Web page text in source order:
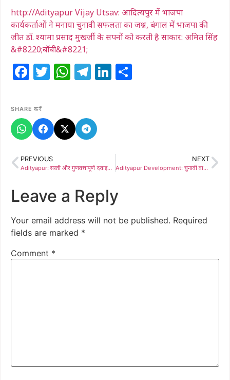
http://Adityapur Vijay Utsav: आदित्यपुर में भाजपा
कार्यकर्ताओं ने मनाया चुनावी सफलता का जश्न, बंगाल में भाजपा की
जीत डॉ. श्यामा प्रसाद मुखर्जी के सपनों को करती है साकार: अमित सिंह
&#8220;बॉबी&#8221;
Facebook
Twitter
WhatsApp
Telegram
LinkedIn
SHARE करें
PREVIOUS
Adityapur: सस्ती और गुणवत्तापूर्ण दवाइयों से गरीब परिवारों को मिलेगी बड़ी राहत : अर्जुन मुंडा
NEXT
Adityapur Development: चुनावी वादों को हकीकत में बदलने उतरे पार्षद शांतनु घोष, वार्ड 13 के कायाकल्प की हुई शुरुआत
Leave a Reply
Your email address will not be published. Required
fields are marked *
Comment *